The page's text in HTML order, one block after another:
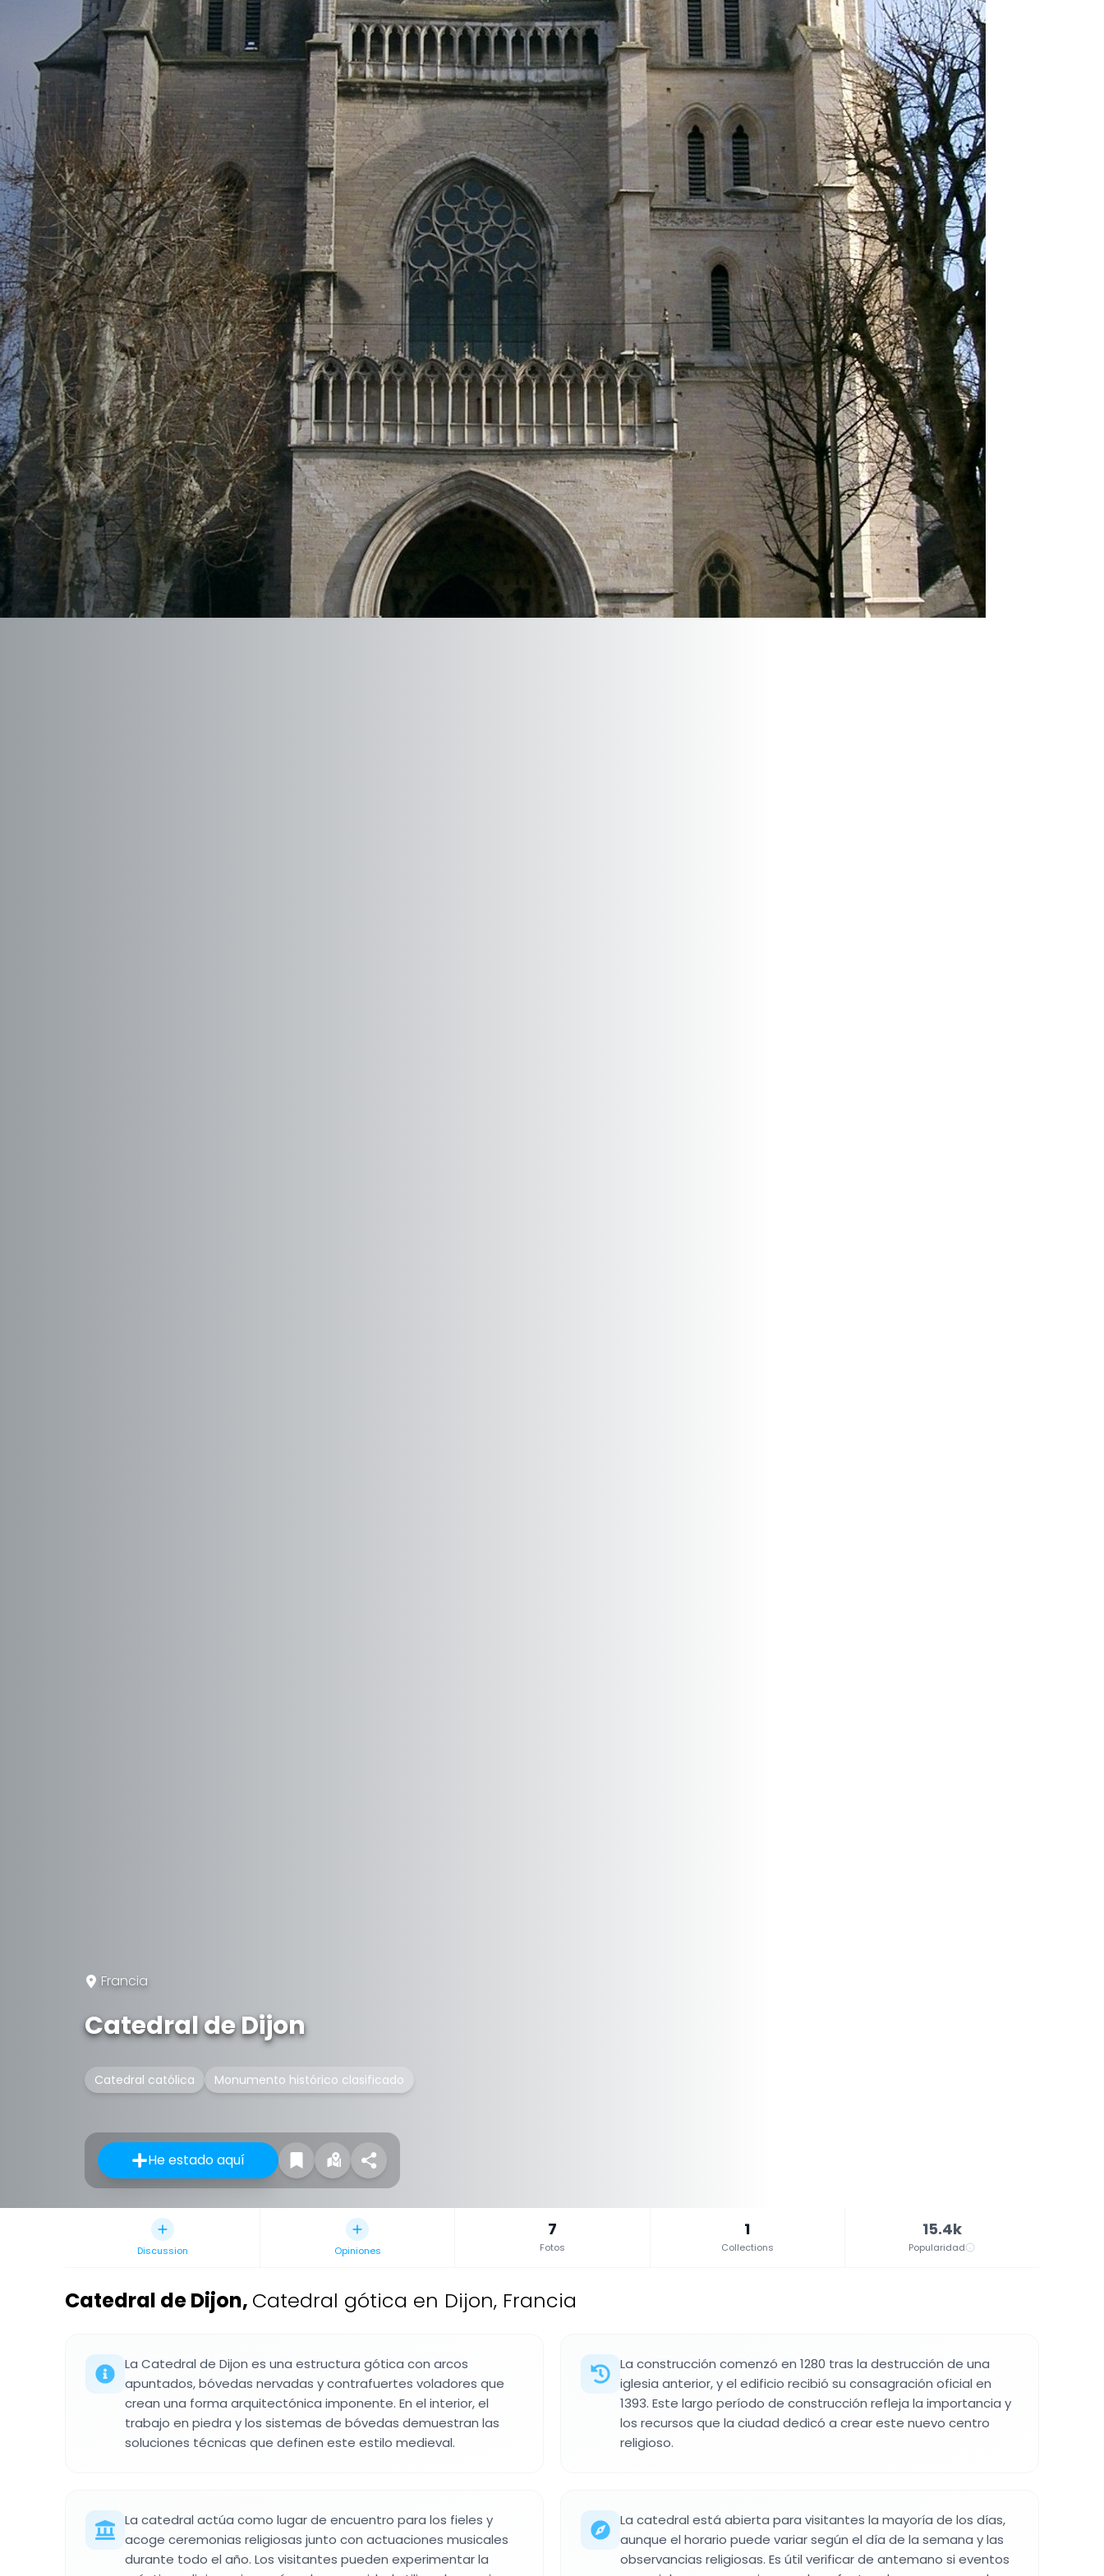
Francia
Catedral de Dijon
Catedral católica Monumento histórico clasificado
He estado aquí
Discussion Opiniones
7
Fotos
1
Collections
15.4k
Popularidad
Catedral de Dijon, Catedral gótica en Dijon, Francia
La Catedral de Dijon es una estructura gótica con arcos
apuntados, bóvedas nervadas y contrafuertes voladores que
crean una forma arquitectónica imponente. En el interior, el
trabajo en piedra y los sistemas de bóvedas demuestran las
soluciones técnicas que definen este estilo medieval.
La construcción comenzó en 1280 tras la destrucción de una
iglesia anterior, y el edificio recibió su consagración oficial en
1393. Este largo período de construcción refleja la importancia y
los recursos que la ciudad dedicó a crear este nuevo centro
religioso.
La catedral actúa como lugar de encuentro para los fieles y
acoge ceremonias religiosas junto con actuaciones musicales
durante todo el año. Los visitantes pueden experimentar la
La catedral está abierta para visitantes la mayoría de los días,
aunque el horario puede variar según el día de la semana y las
observancias religiosas. Es útil verificar de antemano si eventos